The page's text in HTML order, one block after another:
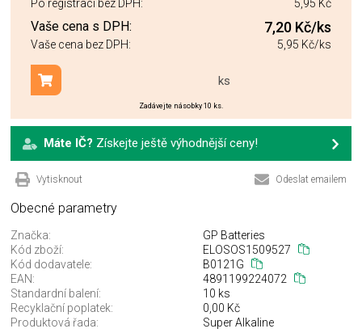
Po registraci bez DPH:
5,95 Kč
Vaše cena s DPH: 7,20 Kč/ks
Vaše cena bez DPH: 5,95 Kč/ks
ks
Přidat do košíku
Zadávejte násobky 10 ks.
Máte IČ? Získejte ještě výhodnější ceny!
Vytisknout Odeslat emailem
Obecné parametry
Značka:
GP Batteries
Kód zboží:
ELOSOS1509527
Kód dodavatele:
B0121G
EAN:
4891199224072
Standardní balení:
10 ks
Recyklační poplatek:
0,00 Kč
Produktová řada:
Super Alkaline